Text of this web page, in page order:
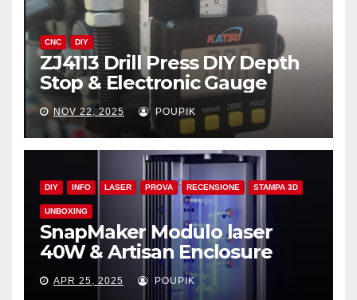
CNC DIY
ZJ4113 Drill Press DIY Depth
Stop & Electronic Gauge
NOV 22, 2025 POUPIK
DIY INFO LASER PROVA RECENSIONE STAMPA 3D
UNBOXING
SnapMaker Modulo laser
40W & Artisan Enclosure
APR 25, 2025 POUPIK